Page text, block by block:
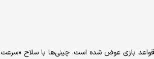
قواعد بازی عوض شده است. چینی‌ها با سلاح «سرعت